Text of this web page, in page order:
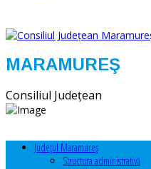
MARAMUREŞ
Consiliul Judeţean
Judeţul Maramureş
Structura administrativă